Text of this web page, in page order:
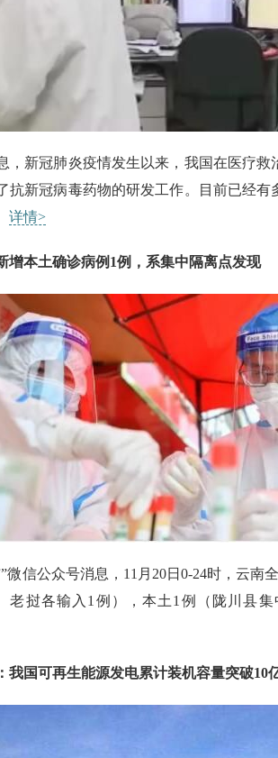
，新冠肺炎疫情发生以来，我国在医疗救
抗新冠病毒药物的研发工作。目前已经
详情>
本土确诊病例1例，系集中隔离点发现
信公众号消息，11月20日0-24时，云南
老挝各输入1例），本土1例（陇川县
我国可再生能源发电累计装机容量突破10